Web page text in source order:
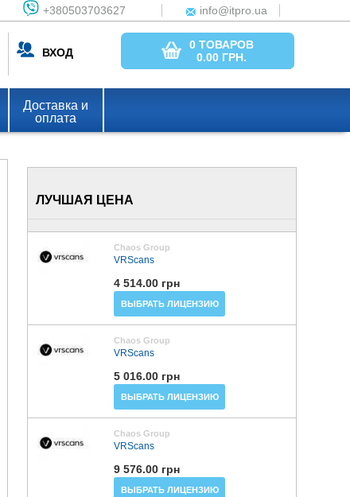
+380503703627 info@itpro.ua
ВХОД
0 ТОВАРОВ
0.00 ГРН.
Доставка и
оплата
ЛУЧШАЯ ЦЕНА
Chaos Group
VRScans
4 514.00 грн
ВЫБРАТЬ ЛИЦЕНЗИЮ
Chaos Group
VRScans
5 016.00 грн
ВЫБРАТЬ ЛИЦЕНЗИЮ
Chaos Group
VRScans
9 576.00 грн
ВЫБРАТЬ ЛИЦЕНЗИЮ